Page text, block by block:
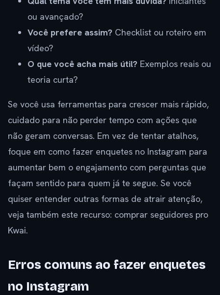
ou avançado?
Você prefere assim? Checklist ou roteiro em
vídeo?
O que você acha mais útil? Exemplos reais ou
teoria curta?
Se você usa ferramentas para crescer mais rápido,
cuidado para não perder tempo com ações que
não geram conversas. Em vez de tentar atalhos,
foque em como fazer enquetes no Instagram para
aumentar bem o engajamento com perguntas que
façam sentido para quem já te segue. Se você
quiser entender outras formas de atrair atenção,
veja também este recurso: comprar seguidores pro
Kwai.
Erros comuns ao fazer enquetes
no Instagram